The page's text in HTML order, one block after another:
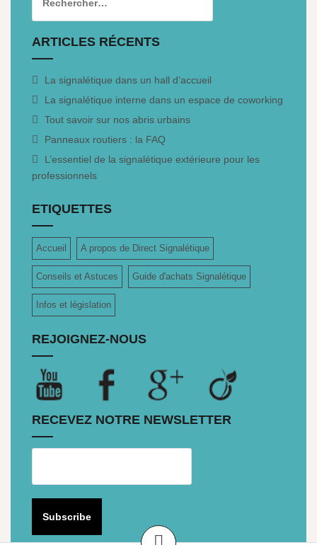
ARTICLES RÉCENTS
La signalétique dans un hall d’accueil
La signalétique interne dans un espace de coworking
Tout savoir sur nos abris urbains
Panneaux routiers : la FAQ
L’essentiel de la signalétique extérieure pour les
professionnels
ETIQUETTES
Accueil A propos de Direct Signalétique
Conseils et Astuces Guide d'achats Signalétique
Infos et législation
REJOIGNEZ-NOUS
RECEVEZ NOTRE NEWSLETTER